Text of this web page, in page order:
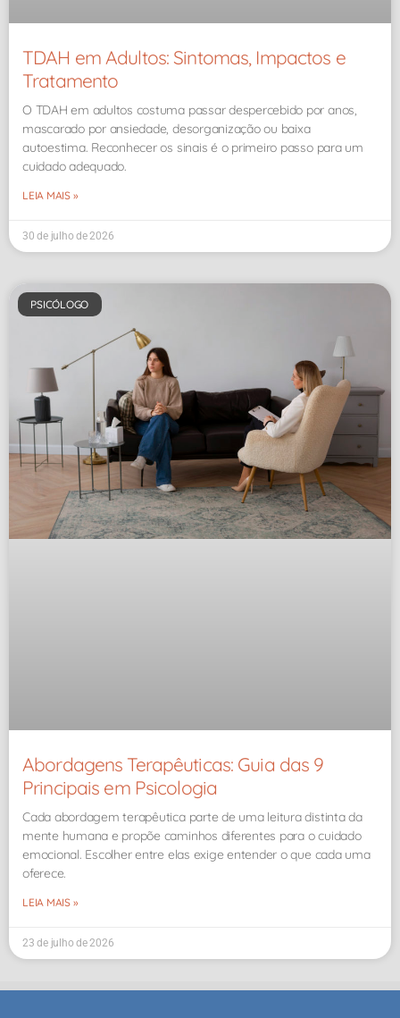
TDAH em Adultos: Sintomas, Impactos e
Tratamento
O TDAH em adultos costuma passar despercebido por anos,
mascarado por ansiedade, desorganização ou baixa
autoestima. Reconhecer os sinais é o primeiro passo para um
cuidado adequado.
LEIA MAIS »
30 de julho de 2026
PSICÓLOGO
Abordagens Terapêuticas: Guia das 9
Principais em Psicologia
Cada abordagem terapêutica parte de uma leitura distinta da
mente humana e propõe caminhos diferentes para o cuidado
emocional. Escolher entre elas exige entender o que cada uma
oferece.
LEIA MAIS »
23 de julho de 2026